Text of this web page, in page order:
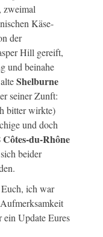
zweimal
Käse-
der
Hill gereift,
und beinahe
Shelburne
seiner Zunft:
bitter wirkte)
und doch
Côtes-du-Rhône
beider
ich war
Update Eures